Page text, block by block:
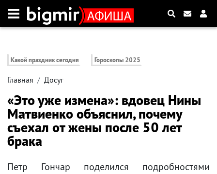
Какой праздник сегодня Гороскопы 2025
Главная Досуг
«Это уже измена»: вдовец Нины
Матвиенко объяснил, почему
съехал от жены после 50 лет
брака
Петр Гончар поделился подробностями